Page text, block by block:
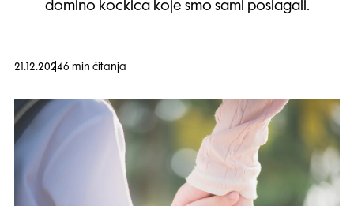
domino kockica koje smo sami poslagali.
21.12.20246 min čitanja